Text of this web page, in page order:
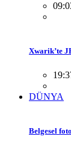
Xwarik’te
DÜNYA
Belgesel